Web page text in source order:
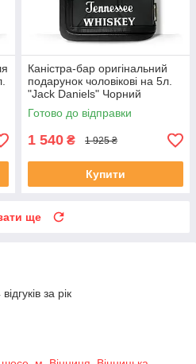
Каністра-бар оригінальний
подарунок чоловікові на 5л.
"Jack Daniels" Чорний
Готово до відправки
1 540 ₴ 1 925 ₴
Купити
ще
за рік